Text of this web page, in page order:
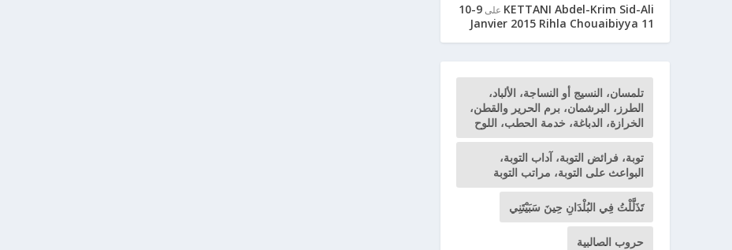
KETTANI Abdel-Krim Sid-Ali على
9-10
Janvier 2015 Rihla Chouaibiyya 11
تلمسان، النسيج أو النساجة، الألباد،
الطرز، البرشمان، برم الحرير والقطن،
الخرازة، الدباغة، خدمة الحطب، اللوح
توبة، فرائض التوبة، آداب التوبة،
البواعث على التوبة، مراتب التوبة
تَذَلَّلْتُ فِي البُلْدَانِ حِينَ سَبَيْتَنِي
حروب الصالبية